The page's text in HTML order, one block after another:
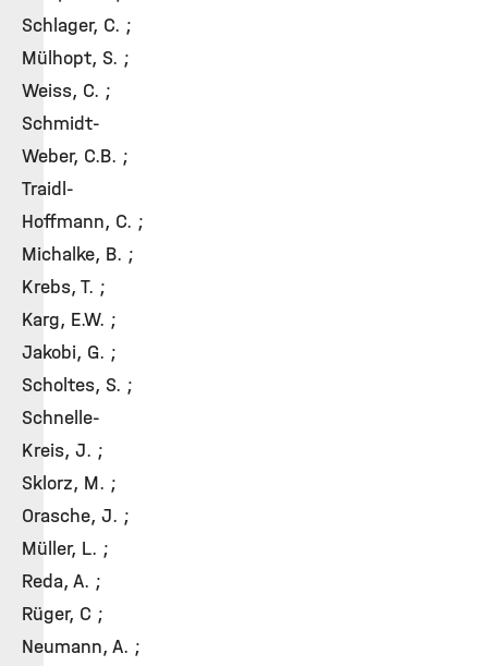
Schlager, C. ;
Mülhopt, S. ;
Weiss, C. ;
Schmidt-
Weber, C.B. ;
Traidl-
Hoffmann, C. ;
Michalke, B. ;
Krebs, T. ;
Karg, E.W. ;
Jakobi, G. ;
Scholtes, S. ;
Schnelle-
Kreis, J. ;
Sklorz, M. ;
Orasche, J. ;
Müller, L. ;
Reda, A. ;
Rüger, C ;
Neumann, A. ;